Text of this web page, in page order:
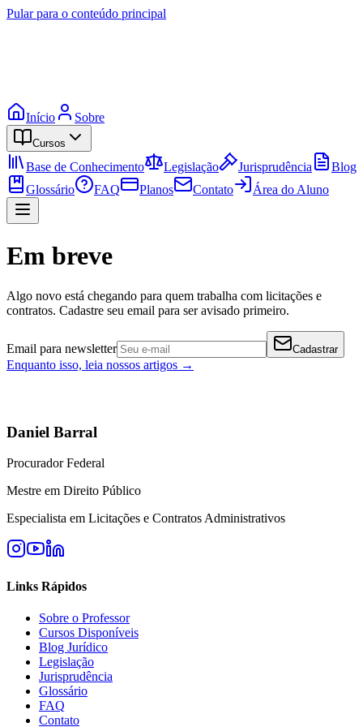
Pular para o conteúdo principal
Início Sobre
Cursos
Base de Conhecimento Legislação Jurisprudência
Blog
Glossário
FAQ Planos Contato Área do Aluno
Em breve
Algo novo está chegando para quem trabalha com licitações e
contratos. Cadastre seu email para ser avisado primeiro.
Email para newsletter Cadastrar
Enquanto isso, leia nossos artigos →
Daniel Barral
Procurador Federal
Mestre em Direito Público
Especialista em Licitações e Contratos Administrativos
Links Rápidos
Sobre o Professor
Cursos Disponíveis
Blog Jurídico
Legislação
Jurisprudência
Glossário
FAQ
Contato